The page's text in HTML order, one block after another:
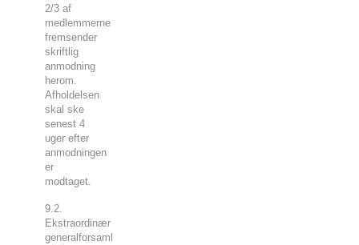
2/3 af
medlemmerne
fremsender
skriftlig
anmodning
herom.
Afholdelsen
skal ske
senest 4
uger efter
anmodningen
er
modtaget.
9.2.
Ekstraordinær
generalforsamling